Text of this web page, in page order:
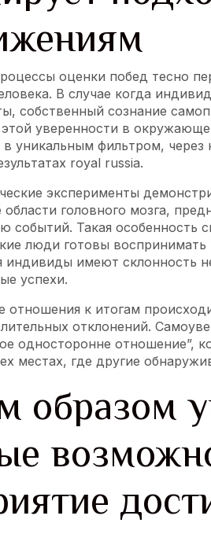
оценки побед тесно
В случае когда
собственный сознание
уверенности в
в уникальным фильтром,
royal russia.
эксперименты
головного мозга,
событий. Такая особенность
люди готовы
индивиды имеют склонность
успехи.
отношения к итогам
отклонений.
односторонне отношение”,
местах, где другие
образом